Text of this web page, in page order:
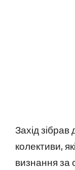
Захід
колективи,
визнання за